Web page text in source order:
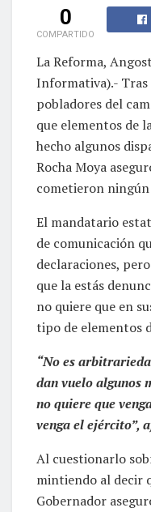
0
COMPARTIDO
La Reforma,
Informativa).- Tras
pobladores del
que elementos de
hecho algunos
Rocha Moya
cometieron
El mandatario
de comunicación
declaraciones,
que la estás
no quiere que en
tipo de elementos
“No es
dan vuelo algunos
no quiere que
venga el ejército”,
Al cuestionarlo
mintiendo al decir
Gobernador